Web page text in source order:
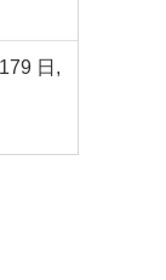
日,